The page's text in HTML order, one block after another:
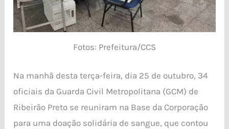
Fotos: Prefeitura/CCS
Na manhã desta terça-feira, dia 25 de outubro, 34
oficiais da Guarda Civil Metropolitana (GCM) de
Ribeirão Preto se reuniram na Base da Corporação
para uma doação solidária de sangue, que contou